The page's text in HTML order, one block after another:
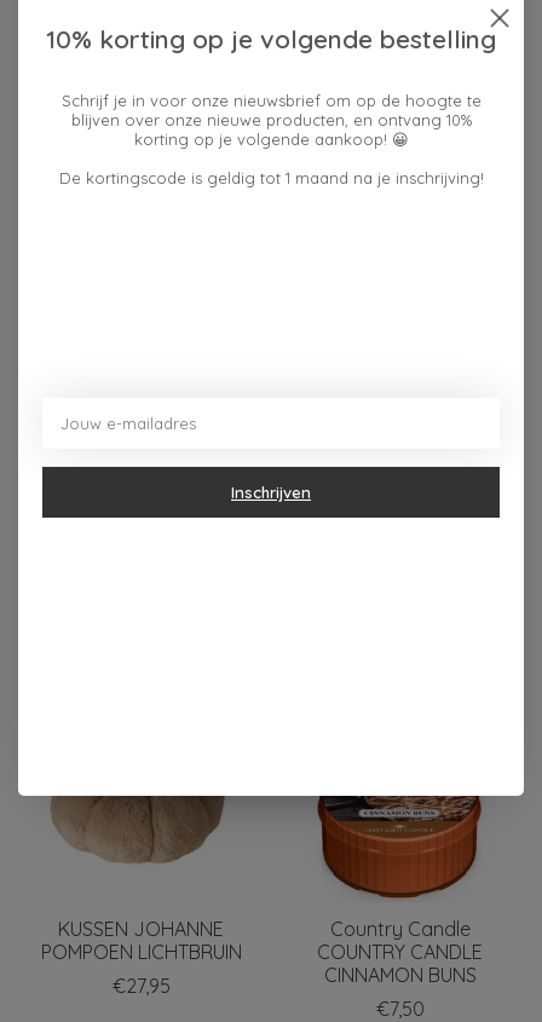
Baru PUMPKIN SPICE
- SINGLE SERVE
€1,50
SOCK TALK BAMBOE
BERRY/CREAM,
ROODBORSTJEFAIR
ISLE 36-40
€9,95
Something Different
KUSSEN JOHANNE
POMPOEN LICHTBRUIN
€27,95
Country Candle
COUNTRY CANDLE
CINNAMON BUNS
€7,50
10% korting op je volgende bestelling
Schrijf je in voor onze nieuwsbrief om op de hoogte te
blijven over onze nieuwe producten, en ontvang 10%
korting op je volgende aankoop! 😀
De kortingscode is geldig tot 1 maand na je inschrijving!
Inschrijven